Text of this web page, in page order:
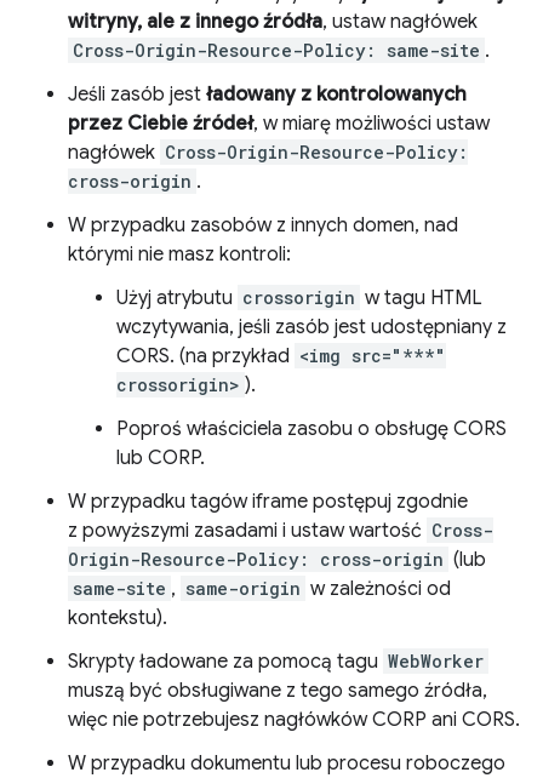
witryny, ale z innego źródła, ustaw nagłówek
Cross-Origin-Resource-Policy: same-site .
Jeśli zasób jest ładowany z kontrolowanych
przez Ciebie źródeł, w miarę możliwości ustaw
nagłówek Cross-Origin-Resource-Policy:
cross-origin .
W przypadku zasobów z innych domen, nad
którymi nie masz kontroli:
Użyj atrybutu crossorigin w tagu HTML
wczytywania, jeśli zasób jest udostępniany z
CORS. (na przykład <img src="***"
crossorigin> ).
Poproś właściciela zasobu o obsługę CORS
lub CORP.
W przypadku tagów iframe postępuj zgodnie
z powyższymi zasadami i ustaw wartość Cross-
Origin-Resource-Policy: cross-origin (lub
same-site , same-origin w zależności od
kontekstu).
Skrypty ładowane za pomocą tagu WebWorker
muszą być obsługiwane z tego samego źródła,
więc nie potrzebujesz nagłówków CORP ani CORS.
W przypadku dokumentu lub procesu roboczego